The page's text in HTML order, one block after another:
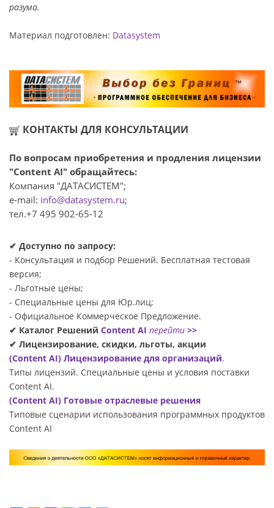
разума.
Материал подготовлен: Datasystem
КОНТАКТЫ ДЛЯ КОНСУЛЬТАЦИИ
По вопросам приобретения и продления лицензии
"Content AI" обращайтесь:
Компания "ДАТАСИСТЕМ";
e-mail: info@datasystem.ru;
тел.+7 495 902-65-12
✔ Доступно по запросу:
- Консультация и подбор Решений. Бесплатная тестовая
версия;
- Льготные цены;
- Специальные цены для Юр.лиц;
- Официальное Коммерческое Предложение.
✔ Каталог Решений Content AI перейти >>
✔ Лицензирование, скидки, льготы, акции
(Content AI) Лицензирование для организаций.
Типы лицензий. Специальные цены и условия поставки
Content AI.
(Content AI) Готовые отраслевые решения
Типовые сценарии использования программных продуктов
Content AI